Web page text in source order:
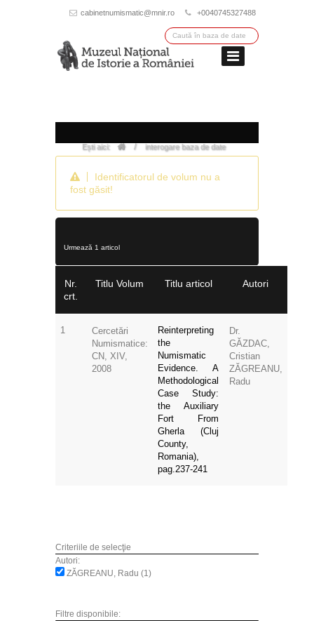
cabinetnumismatic@mnir.ro +0040745327488
Ești aici: / interogare baza de date
Identificatorul de volum nu a
fost găsit!
Urmează 1 articol
Nr.
crt.
Titlu Volum Titlu articol Autori
1
Cercetări
Numismatice:
CN, XIV,
2008
Reinterpreting
the
Numismatic
Evidence. A
Methodological
Case Study:
the Auxiliary
Fort From
Gherla (Cluj
County,
Romania),
pag.237-241
Dr.
GĂZDAC,
Cristian
ZĂGREANU,
Radu
Criteriile de selecţie
Autori:
ZĂGREANU, Radu (1)
Filtre disponibile: